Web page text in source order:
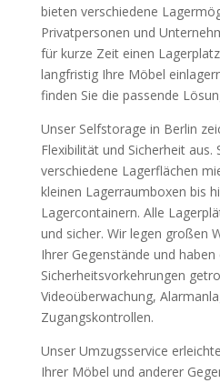
bieten verschiedene
Privatpersonen und
für kurze Zeit einen
langfristig Ihre Möbel
finden Sie die passende
Unser Selfstorage in Berlin
Flexibilität und Sicherheit aus.
verschiedene Lagerflächen
kleinen Lagerraumboxen bis
Lagercontainern. Alle
und sicher. Wir legen großen
Ihrer Gegenstände und
Sicherheitsvorkehrungen
Videoüberwachung,
Zugangskontrollen.
Unser Umzugsservice
Ihrer Möbel und anderer